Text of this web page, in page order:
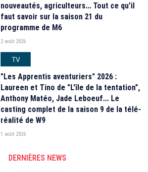
nouveautés, agriculteurs… Tout ce qu'il
faut savoir sur la saison 21 du
programme de M6
2 août 2026
TV
"Les Apprentis aventuriers" 2026 :
Laureen et Tino de "L'île de la tentation",
Anthony Matéo, Jade Leboeuf... Le
casting complet de la saison 9 de la télé-
réalité de W9
1 août 2026
DERNIÈRES NEWS